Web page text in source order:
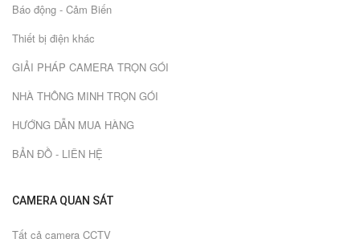
Báo động - Cảm Biến
Thiết bị điện khác
GIẢI PHÁP CAMERA TRỌN GÓI
NHÀ THÔNG MINH TRỌN GÓI
HƯỚNG DẪN MUA HÀNG
BẢN ĐỒ - LIÊN HỆ
CAMERA QUAN SÁT
Tất cả camera CCTV